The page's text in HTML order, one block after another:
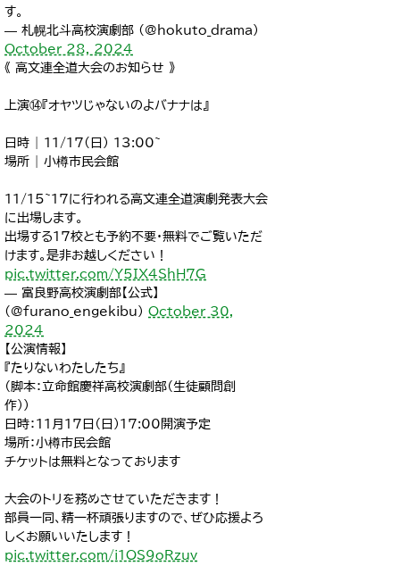
す。
— 札幌北斗高校演劇部 (@hokuto_drama)
October 28, 2024
《 高文連全道大会のお知らせ 》
上演⑭『オヤツじゃないのよバナナは』
日時 | 11/17(日) 13:00~
場所 | 小樽市民会館
11/15~17に行われる高文連全道演劇発表大会
に出場します。
出場する17校とも予約不要・無料でご覧いただ
けます。是非お越しください！
pic.twitter.com/Y5IX4ShH7G
— 富良野高校演劇部【公式】
(@furano_engekibu) October 30,
2024
【公演情報】
『たりないわたしたち』
（脚本：立命館慶祥高校演劇部（生徒顧問創
作））
日時：11月17日（日）17:00開演予定
場所：小樽市民会館
チケットは無料となっております
大会のトリを務めさせていただきます！
部員一同、精一杯頑張りますので、ぜひ応援よろ
しくお願いいたします！
pic.twitter.com/i1OS9oRzuv